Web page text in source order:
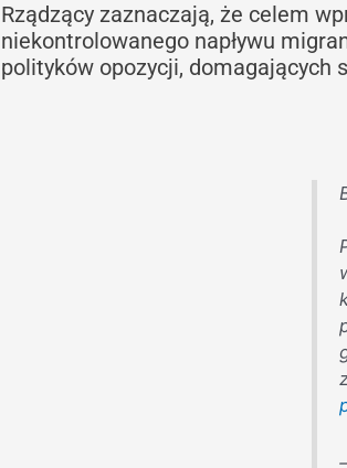
Rządzący zaznaczają, że celem
niekontrolowanego napływu
polityków opozycji, domagających